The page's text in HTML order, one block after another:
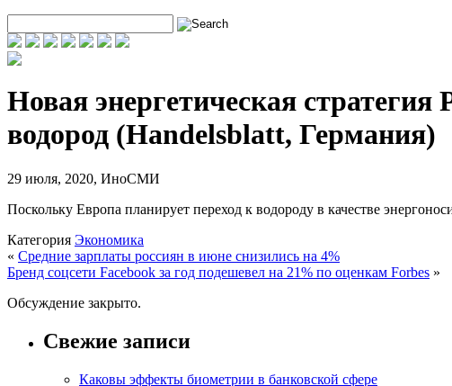
Новая энергетическая
водород (Handelsblatt, Германия)
29 июля, 2020, ИноСМИ
Поскольку Европа планирует переход к водороду в качестве
Категория Экономика
« Средние зарплаты россиян в июне снизились на 4%
Бренд соцсети Facebook за год подешевел на 21% по оценкам Forbes »
Обсуждение закрыто.
Свежие записи
Каковы эффекты биометрии в банковской сфере